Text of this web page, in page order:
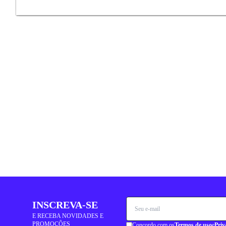
INSCREVA-SE
E RECEBA NOVIDADES E
PROMOÇÕES